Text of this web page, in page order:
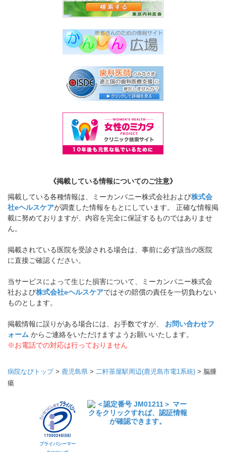
《掲載している情報についてのご注意》
掲載している各種情報は、ミーカンパニー株式会社および株式会
社eヘルスケアが調査した情報をもとにしています。 正確な情報掲
載に努めておりますが、内容を完全に保証するものではありませ
ん。
掲載されている医院を受診される場合は、事前に必ず該当の医院
に直接ご確認ください。
当サービスによって生じた損害について、ミーカンパニー株式会
社および株式会社eヘルスケアではその賠償の責任を一切負わない
ものとします。
掲載情報に誤りがある場合には、お手数ですが、 お問い合わせフ
ォーム からご連絡をいただけますようお願いいたします。
※お電話での対応は行っておりません
病院なびトップ> 鹿児島県 > 二軒茶屋駅周辺(鹿児島市電1系統) > 脳腫
瘍
プライバシーマー